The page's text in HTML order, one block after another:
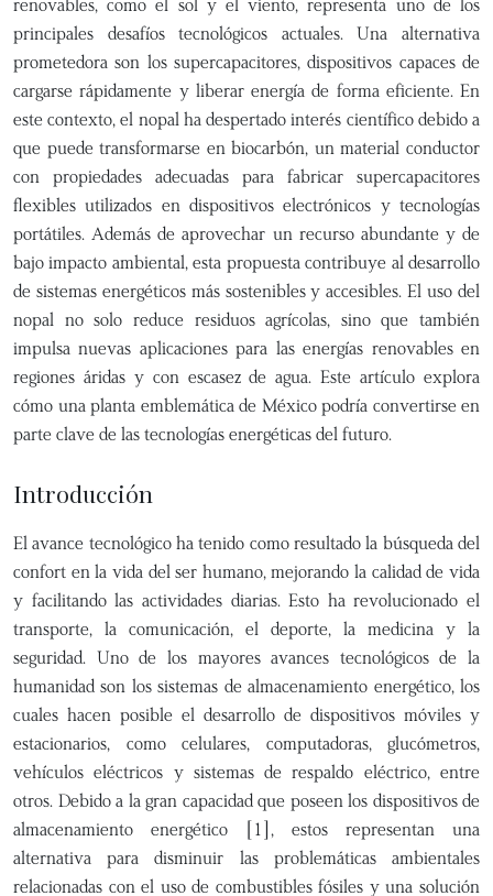
renovables, como el sol y el viento, representa uno de los
principales desafíos tecnológicos actuales. Una alternativa
prometedora son los supercapacitores, dispositivos capaces de
cargarse rápidamente y liberar energía de forma eficiente. En
este contexto, el nopal ha despertado interés científico debido a
que puede transformarse en biocarbón, un material conductor
con propiedades adecuadas para fabricar supercapacitores
flexibles utilizados en dispositivos electrónicos y tecnologías
portátiles. Además de aprovechar un recurso abundante y de
bajo impacto ambiental, esta propuesta contribuye al desarrollo
de sistemas energéticos más sostenibles y accesibles. El uso del
nopal no solo reduce residuos agrícolas, sino que también
impulsa nuevas aplicaciones para las energías renovables en
regiones áridas y con escasez de agua. Este artículo explora
cómo una planta emblemática de México podría convertirse en
parte clave de las tecnologías energéticas del futuro.
Introducción
El avance tecnológico ha tenido como resultado la búsqueda del
confort en la vida del ser humano, mejorando la calidad de vida
y facilitando las actividades diarias. Esto ha revolucionado el
transporte, la comunicación, el deporte, la medicina y la
seguridad. Uno de los mayores avances tecnológicos de la
humanidad son los sistemas de almacenamiento energético, los
cuales hacen posible el desarrollo de dispositivos móviles y
estacionarios, como celulares, computadoras, glucómetros,
vehículos eléctricos y sistemas de respaldo eléctrico, entre
otros. Debido a la gran capacidad que poseen los dispositivos de
almacenamiento energético [1], estos representan una
alternativa para disminuir las problemáticas ambientales
relacionadas con el uso de combustibles fósiles y una solución